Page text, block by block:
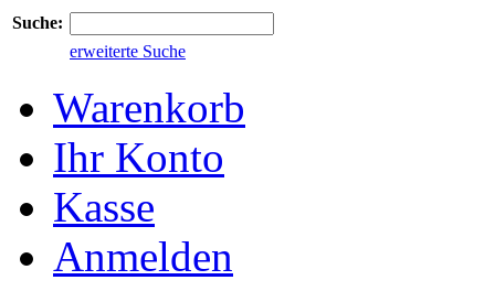
Suche:
erweiterte Suche
Warenkorb
Ihr Konto
Kasse
Anmelden